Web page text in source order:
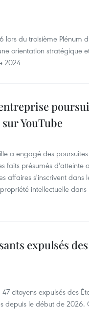
lors du troisième Plénum
orientation stratégique
2024
YouTube
a engagé des
faits présumés d'atteinte
affaires s'inscrivent dans
intellectuelle dans
expulsés des
citoyens expulsés des
depuis le début de 2026.